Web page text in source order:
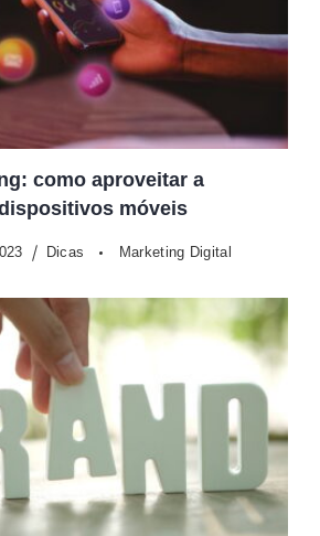
como aproveitar a
móveis
Dicas Marketing Digital